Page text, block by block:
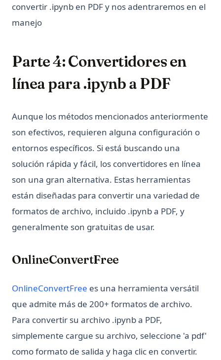
convertir .ipynb en PDF y nos adentraremos en el
manejo
Parte 4: Convertidores en
línea para .ipynb a PDF
Aunque los métodos mencionados anteriormente
son efectivos, requieren alguna configuración o
entornos específicos. Si está buscando una
solución rápida y fácil, los convertidores en línea
son una gran alternativa. Estas herramientas
están diseñadas para convertir una variedad de
formatos de archivo, incluido .ipynb a PDF, y
generalmente son gratuitas de usar.
OnlineConvertFree
OnlineConvertFree (opens in a new tab)
es una herramienta versátil
que admite más de 200+ formatos de archivo.
Para convertir su archivo .ipynb a PDF,
simplemente cargue su archivo, seleccione 'a pdf'
como formato de salida y haga clic en convertir.